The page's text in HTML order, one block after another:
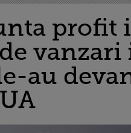
profit
au